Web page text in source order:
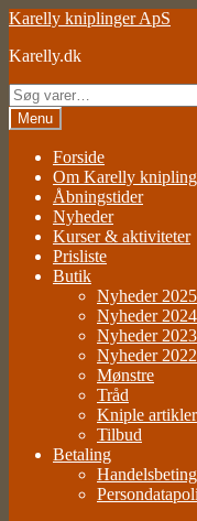
Spring
navigation
Spring
indhold
Karelly kniplinger ApS
Karelly.dk
Søg
efter:
Menu
Forside
Om Karelly
Åbningstider
Nyheder
Kurser & aktiviteter
Prisliste
Butik
Nyheder 2025
Nyheder 2024
Nyheder 2023
Nyheder 2022
Mønstre
Tråd
Kniple artikler
Tilbud
Betaling